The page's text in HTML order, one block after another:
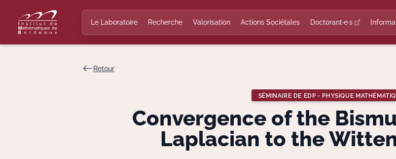
Le Laboratoire Recherche Valorisation Actions Sociétales Doctorant·e·s
Retour
SÉMINAIRE DE EDP - PHYSIQUE
Convergence of the
Laplacian to the